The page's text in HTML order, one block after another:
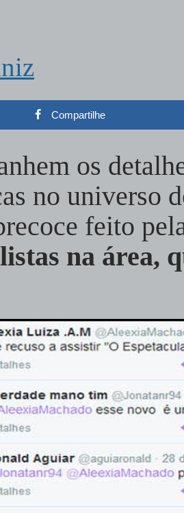
Compartilhe
os
no universo
feito
na área,